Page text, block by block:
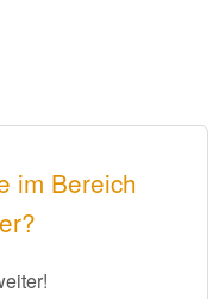
im Bereich